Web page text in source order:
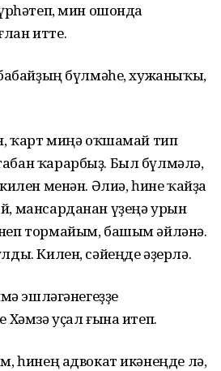
мин ошонда
итте.
бүлмәһе, хужаныҡы,
ҡарт миңә оҡшамай тип
ҡарарбыҙ. Был бүлмәлә,
менән. Әлиә, һине ҡайҙа
мансарданан үҙеңә урын
тормайым, башым әйләнә.
Килен, сәйеңде әҙерлә.
эшләгәнегеҙҙе
Хәмзә уҫал ғына итеп.
һинең адвокат икәнеңде лә,